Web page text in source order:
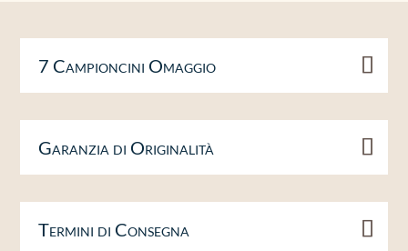
7 Campioncini Omaggio
Garanzia di Originalità
Termini di Consegna